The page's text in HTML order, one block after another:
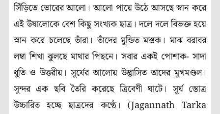
সিঁড়িতে ভোরের আলো। আলো পায়ে উঠে আসছে স্নান করে
এই উষালোকে বেশ কিছু সংখ্যক ছাত্র। দলে দলে বিভক্ত হয়ে
স্নান করে চলেছে তাঁরা। তাঁদের মুন্ডিত মস্তক। মাঝ বরাবর
লম্বা শিখা ঝুলছে মাথার পিছনে। সবার একই পোশাক- সাদা
ধুতি ও উত্তরীয়। সূর্যের আলোয় উদ্ভাসিত তাদের মুখমণ্ডল।
সুন্দর এক ছবি তৈরি করেছে ত্রিবেণী ঘাটে। সূর্য স্তোত্র
উচ্চারিত হচ্ছে ছাত্রদের কণ্ঠে। (Jagannath Tarka